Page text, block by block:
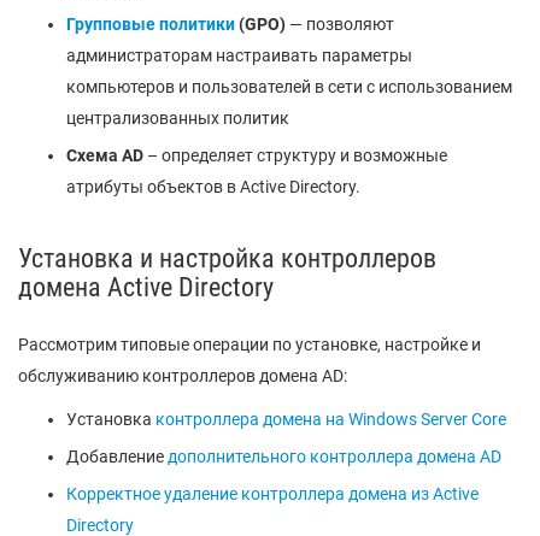
Групповые политики(GPO) — позволяют
администраторам настраивать параметры
компьютеров и пользователей в сети с использованием
централизованных политик
Схема AD – определяет структуру и возможные
атрибуты объектов в Active Directory.
Установка и настройка контроллеров
домена Active Directory
Рассмотрим типовые операции по установке, настройке и
обслуживанию контроллеров домена AD:
Установка контроллера домена на Windows Server Core
Добавление дополнительного контроллера домена AD
Корректное удаление контроллера домена из Active
Directory